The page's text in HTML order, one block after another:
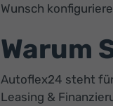
Wunsch
Warum
Autoflex24 steht
Leasing &